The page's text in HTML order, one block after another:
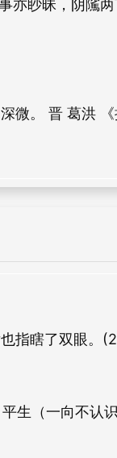
薆昧
冒昧
guāi mèi
亦眇昧，阴隲
微。 晋 葛洪
指瞎了双眼。
平生（一向不认